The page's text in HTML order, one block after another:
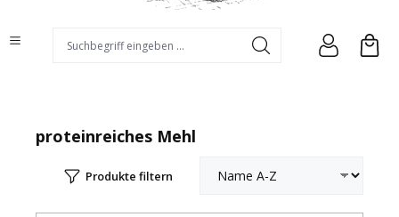
Suchbegriff eingeben ...
proteinreiches Mehl
Produkte filtern